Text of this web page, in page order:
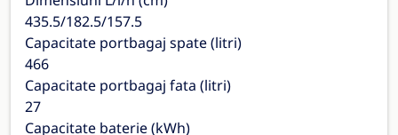
435.5/182.5/157.5
Capacitate portbagaj spate (litri)
466
Capacitate portbagaj fata (litri)
27
Capacitate baterie (kWh)